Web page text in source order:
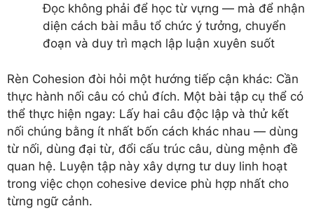
Đọc không phải để học từ vựng — mà để nhận
diện cách bài mẫu tổ chức ý tưởng, chuyển
đoạn và duy trì mạch lập luận xuyên suốt
Rèn Cohesion đòi hỏi một hướng tiếp cận khác: Cần
thực hành nối câu có chủ đích. Một bài tập cụ thể có
thể thực hiện ngay: Lấy hai câu độc lập và thử kết
nối chúng bằng ít nhất bốn cách khác nhau — dùng
từ nối, dùng đại từ, đổi cấu trúc câu, dùng mệnh đề
quan hệ. Luyện tập này xây dựng tư duy linh hoạt
trong việc chọn cohesive device phù hợp nhất cho
từng ngữ cảnh.